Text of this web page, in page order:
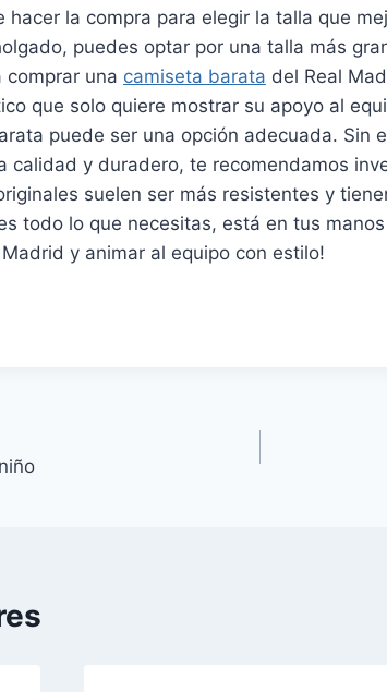
hacer la compra para elegir la talla que
puedes optar por una talla más
comprar una camiseta barata del Real
que solo quiere mostrar su apoyo al
puede ser una opción adecuada. Sin
calidad y duradero, te recomendamos
suelen ser más resistentes y
todo lo que necesitas, está en tus
y animar al equipo con estilo!